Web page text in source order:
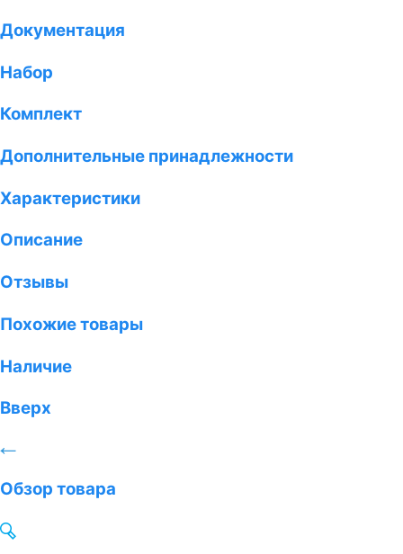
Документация
Набор
Комплект
Дополнительные принадлежности
Характеристики
Описание
Отзывы
Похожие товары
Наличие
Вверх
Обзор товара